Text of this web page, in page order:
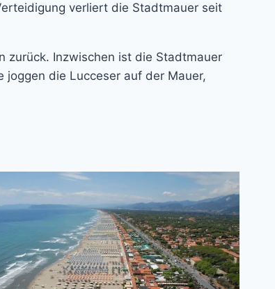
verliert die Stadtmauer seit
zurück. Inzwischen ist die Stadtmauer
joggen die Lucceser auf der Mauer,